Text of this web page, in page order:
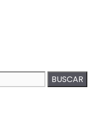
BUSCAR